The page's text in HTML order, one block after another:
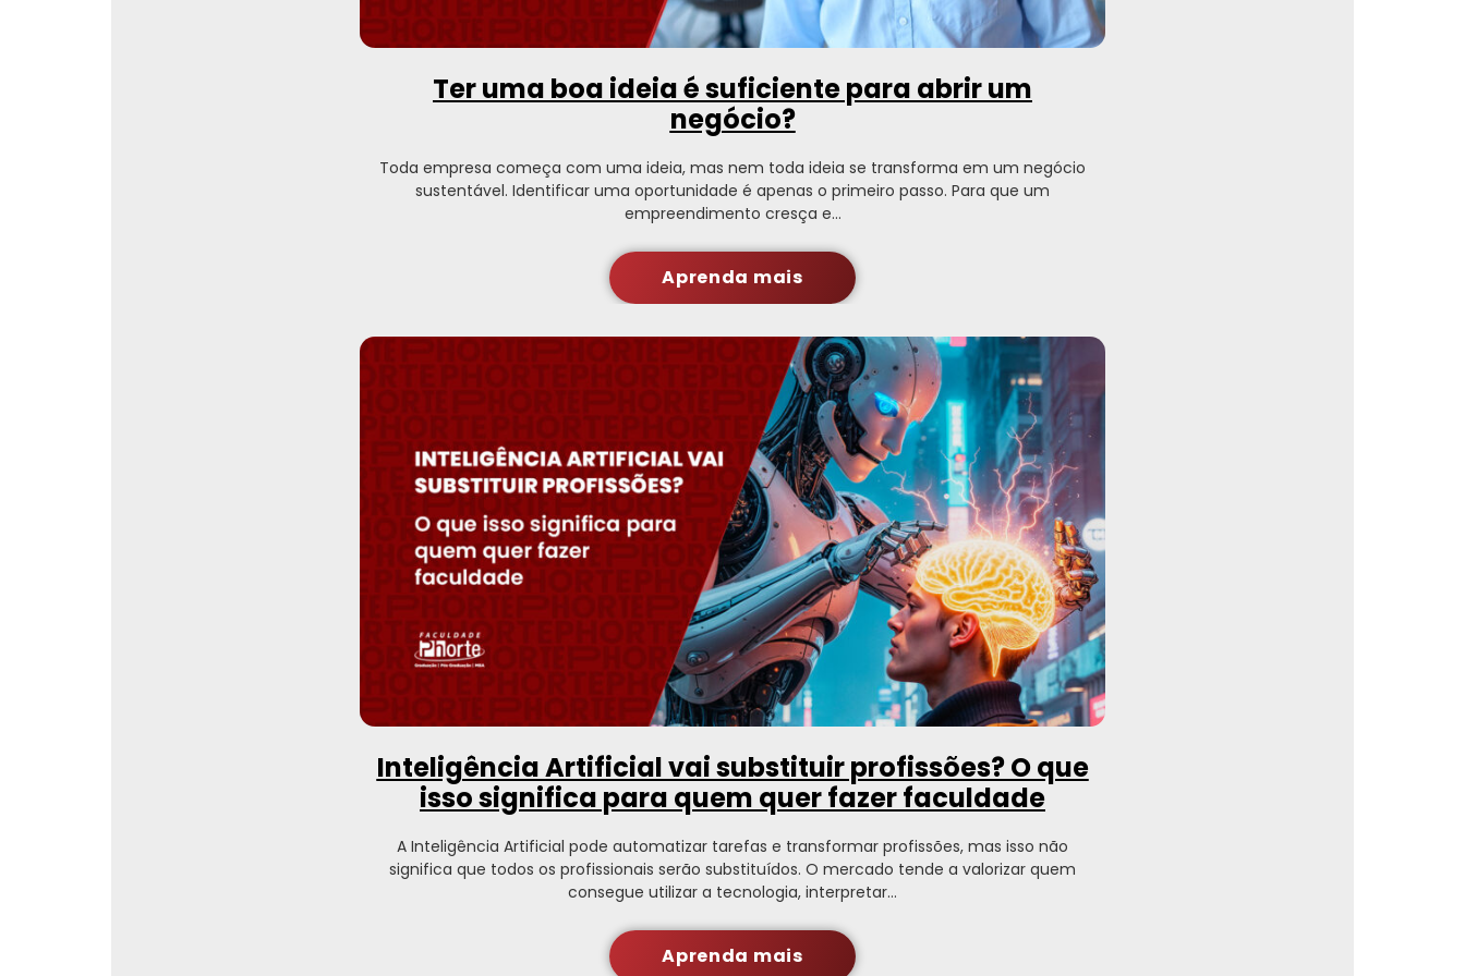
Ter uma boa ideia é suficiente para abrir um
negócio?
Toda empresa começa com uma ideia, mas nem toda ideia se transforma em um negócio
sustentável. Identificar uma oportunidade é apenas o primeiro passo. Para que um
empreendimento cresça e…
Aprenda mais
Inteligência Artificial vai substituir profissões? O que
isso significa para quem quer fazer faculdade
A Inteligência Artificial pode automatizar tarefas e transformar profissões, mas isso não
significa que todos os profissionais serão substituídos. O mercado tende a valorizar quem
consegue utilizar a tecnologia, interpretar…
Aprenda mais